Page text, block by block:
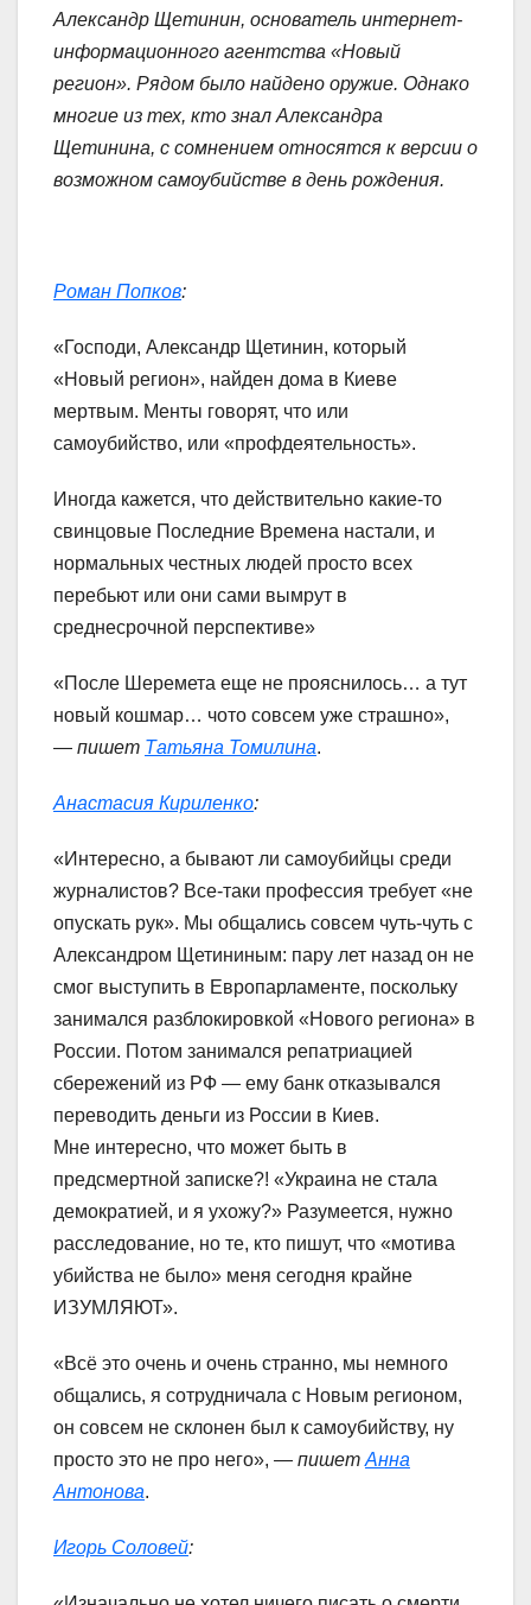
Александр Щетинин, основатель интернет-
информационного агентства «Новый
регион». Рядом было найдено оружие. Однако
многие из тех, кто знал Александра
Щетинина, с сомнением относятся к версии о
возможном самоубийстве в день рождения.
Роман Попков:
«Господи, Александр Щетинин, который
«Новый регион», найден дома в Киеве
мертвым. Менты говорят, что или
самоубийство, или «профдеятельность».
Иногда кажется, что действительно какие-то
свинцовые Последние Времена настали, и
нормальных честных людей просто всех
перебьют или они сами вымрут в
среднесрочной перспективе»
«После Шеремета еще не прояснилось… а тут
новый кошмар… чото совсем уже страшно»,
— пишет Татьяна Томилина.
Анастасия Кириленко:
«Интересно, а бывают ли самоубийцы среди
журналистов? Все-таки профессия требует «не
опускать рук». Мы общались совсем чуть-чуть с
Александром Щетининым: пару лет назад он не
смог выступить в Европарламенте, поскольку
занимался разблокировкой «Нового региона» в
России. Потом занимался репатриацией
сбережений из РФ — ему банк отказывался
переводить деньги из России в Киев.
Мне интересно, что может быть в
предсмертной записке?! «Украина не стала
демократией, и я ухожу?» Разумеется, нужно
расследование, но те, кто пишут, что «мотива
убийства не было» меня сегодня крайне
ИЗУМЛЯЮТ».
«Всё это очень и очень странно, мы немного
общались, я сотрудничала с Новым регионом,
он совсем не склонен был к самоубийству, ну
просто это не про него», — пишет Анна
Антонова.
Игорь Соловей: